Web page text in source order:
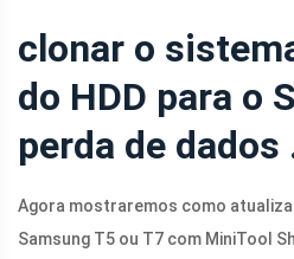
clonar o
do HDD para o
perda de dados
Agora mostraremos como
Samsung T5 ou T7 com MiniTool